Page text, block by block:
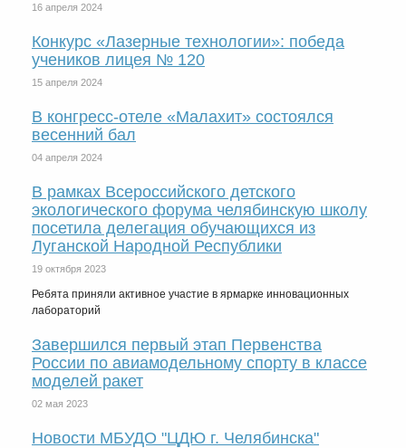
16 апреля 2024
Конкурс «Лазерные технологии»: победа
учеников лицея № 120
15 апреля 2024
В конгресс-отеле «Малахит» состоялся
весенний бал
04 апреля 2024
В рамках Всероссийского детского
экологического форума челябинскую школу
посетила делегация обучающихся из
Луганской Народной Республики
19 октября 2023
Ребята приняли активное участие в ярмарке инновационных
лабораторий
Завершился первый этап Первенства
России по авиамодельному спорту в классе
моделей ракет
02 мая 2023
Новости МБУДО "ЦДЮ г. Челябинска"